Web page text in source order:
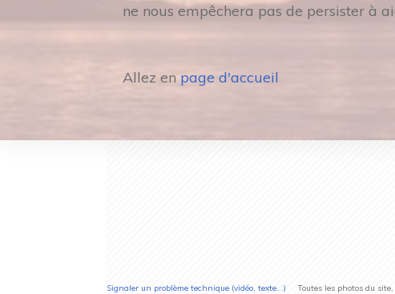
ne nous empêchera pas de persister à
Allez en page d'accueil
Signaler un problème technique (vidéo, texte...)
Toutes les photos du